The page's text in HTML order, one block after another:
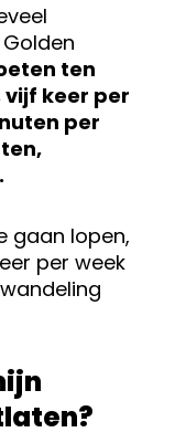
ten
keer per
per
gaan lopen,
per week